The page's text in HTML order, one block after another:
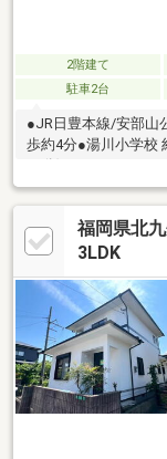
2階建て
駐車2台
●JR日豊本線/安部山
歩約4分●湯川小学校
16分)●サンキュード
ーソン小倉霧ケ丘3
福岡県北
3LDK